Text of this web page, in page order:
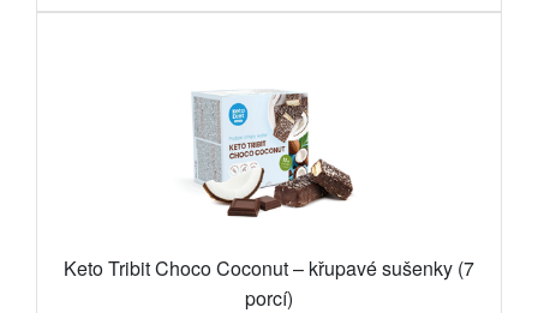
Keto Tribit Choco Coconut – křupavé sušenky (7
porcí)